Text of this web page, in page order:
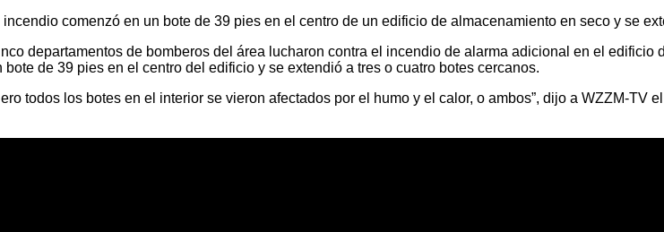
incendio comenzó en un bote de 39 pies en el centro de un edificio de almacenamiento en seco y se
departamentos de bomberos del área lucharon contra el incendio de alarma adicional en el
bote de 39 pies en el centro del edificio y se extendió a tres o cuatro botes cercanos.
todos los botes en el interior se vieron afectados por el humo y el calor, o ambos”, dijo a WZZM-